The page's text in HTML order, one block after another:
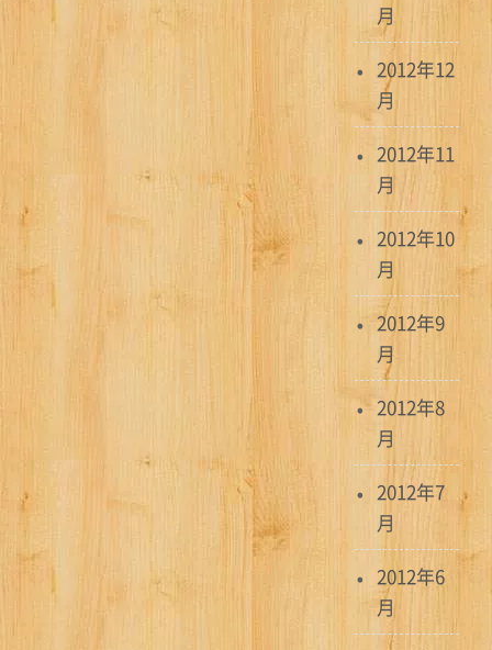
月
2012年12
月
2012年11
月
2012年10
月
2012年9
月
2012年8
月
2012年7
月
2012年6
月